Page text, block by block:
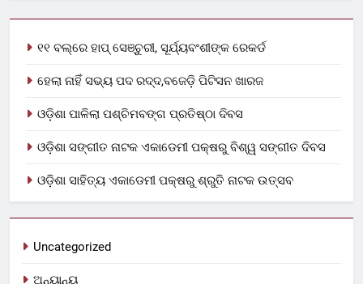
୧୧ ବଲ୍‌ରେ ହାପ୍ ସେଞ୍ଚୁରୀ, ସୂର୍ଯ୍ୟବଂଶୀଙ୍କ ରେକର୍ଡ
ହେଲା ନାହିଁ ସଭ୍ୟ ପଦ ରଦ୍ଦ,ବଜେଡ଼ି ପିଟିସନ ଖାରଜ
ଓଡ଼ିଶା ପାଳିଲା ପଶ୍ଚିମବଙ୍ଗ ପ୍ରତିଷ୍ଠା ଦିବସ
ଓଡ଼ିଶା ସଙ୍ଗୀତ ନାଟକ ଏକାଡେମୀ ପକ୍ଷରୁ ବିଶ୍ୱ ସଙ୍ଗୀତ ଦିବସ
ଓଡ଼ିଶା ସାହିତ୍ୟ ଏକାଡେମୀ ପକ୍ଷରୁ ଶ୍ରୁତି ନାଟକ ଉତ୍ସବ
Uncategorized
ଅନ୍ୟାନ୍ୟ